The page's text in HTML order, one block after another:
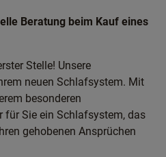
Beratung beim Kauf eines
Stelle! Unsere
neuen Schlafsystem. Mit
besonderen
für Sie ein Schlafsystem, das
gehobenen Ansprüchen